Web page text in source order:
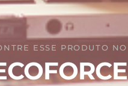
ESSE PRODUTO NO